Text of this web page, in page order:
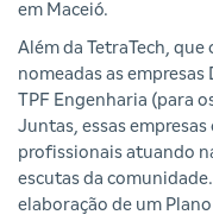
em Maceió.
Além da TetraTech,
nomeadas as
TPF Engenharia (para
Juntas, essas
profissionais atuando
escutas da
elaboração de um